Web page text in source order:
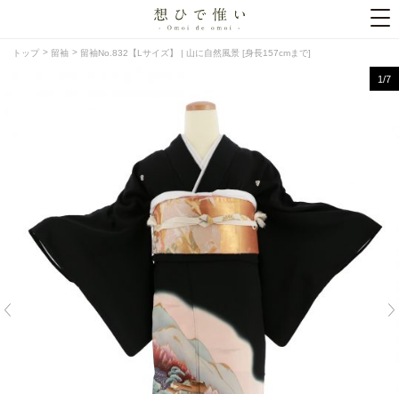
トップ 留袖 留袖No.832【Lサイズ】 | 山に自然風景 [身長157cmまで]
1/7